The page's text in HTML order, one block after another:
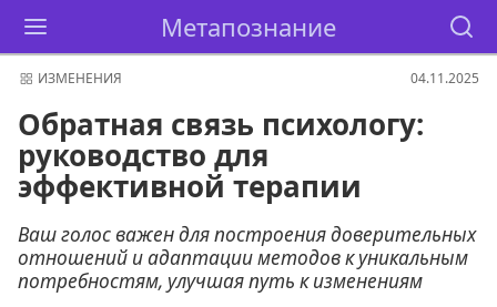
Метапознание
ИЗМЕНЕНИЯ 04.11.2025
Обратная связь психологу:
руководство для
эффективной терапии
Ваш голос важен для построения доверительных
отношений и адаптации методов к уникальным
потребностям, улучшая путь к изменениям